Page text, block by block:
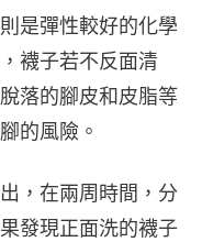
是彈性較好的化學
襪子若不反面清
落的腳皮和皮脂等
的風險。
，在兩周時間，分
發現正面洗的襪子